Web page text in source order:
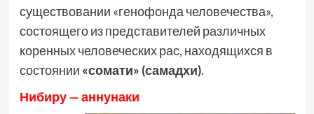
существовании «генофонда человечества»,
состоящего из представителей различных
коренных человеческих рас, находящихся в
состоянии «сомати» (самадхи).
Нибиру — аннунаки